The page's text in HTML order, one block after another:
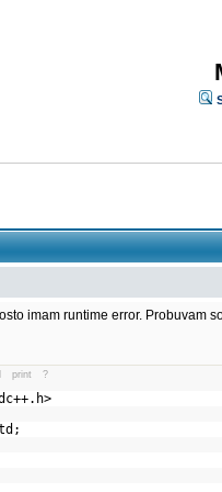
imam runtime error. Probuvam
print ?